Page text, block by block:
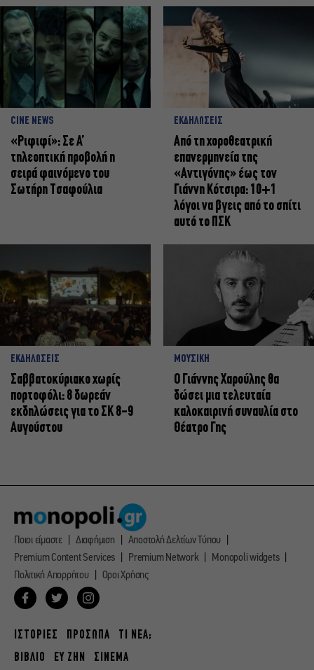
CINE NEWS
«Ριφιφί»: Σε Α’
τηλεοπτική προβολή η
σειρά φαινόμενο του
Σωτήρη Τσαφούλια
ΕΚΔΗΛΩΣΕΙΣ
Από τη χοροθεατρική
επανερμηνεία της
«Αντιγόνης» έως τον
Γιάννη Κότσιρα: 10+1
λόγοι να βγεις από το σπίτι
αυτό το ΠΣΚ
ΕΚΔΗΛΩΣΕΙΣ
Σαββατοκύριακο χωρίς
πορτοφόλι: 8 δωρεάν
εκδηλώσεις για το ΣΚ 8-9
Αυγούστου
ΜΟΥΣΙΚΗ
Ο Γιάννης Χαρούλης θα
δώσει μια τελευταία
καλοκαιρινή συναυλία στο
Θέατρο Γης
Ποιοι είμαστε Διαφήμιση
Αποστολή Δελτίων Τύπου
Premium Content Services
Premium Network
Monopoli widgets
Πολιτική Απορρήτου
Οροι Χρήσης
ΙΣΤΟΡΙΕΣ ΠΡΟΣΩΠΑ
ΤΙ ΝΕΑ;
ΒΙΒΛΙΟ
ΕΥ ΖΗΝ ΣΙΝΕΜΑ